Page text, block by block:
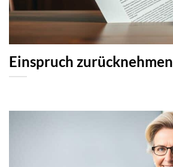
Einspruch zurücknehmen